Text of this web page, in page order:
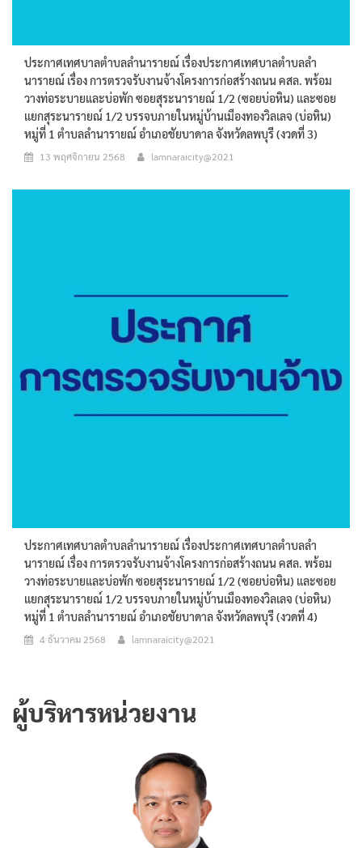
ประกาศเทศบาลตำบลลำนารายณ์ เรื่องประกาศเทศบาลตำบลลำ
นารายณ์ เรื่อง การตรวจรับงานจ้างโครงการก่อสร้างถนน คสล. พร้อม
วางท่อระบายและบ่อพัก ซอยสุระนารายณ์ 1/2 (ซอยบ่อหิน) และซอย
แยกสุระนารายณ์ 1/2 บรรจบภายในหมู่บ้านเมืองทองวิลเลจ (บ่อหิน)
หมู่ที่ 1 ตำบลลำนารายณ์ อำเภอชัยบาดาล จังหวัดลพบุรี (งวดที่ 3)
13 พฤศจิกายน 2568 lamnaraicity@2021
ประกาศเทศบาลตำบลลำนารายณ์ เรื่องประกาศเทศบาลตำบลลำ
นารายณ์ เรื่อง การตรวจรับงานจ้างโครงการก่อสร้างถนน คสล. พร้อม
วางท่อระบายและบ่อพัก ซอยสุระนารายณ์ 1/2 (ซอยบ่อหิน) และซอย
แยกสุระนารายณ์ 1/2 บรรจบภายในหมู่บ้านเมืองทองวิลเลจ (บ่อหิน)
หมู่ที่ 1 ตำบลลำนารายณ์ อำเภอชัยบาดาล จังหวัดลพบุรี (งวดที่ 4)
4 ธันวาคม 2568 lamnaraicity@2021
ผู้บริหารหน่วยงาน